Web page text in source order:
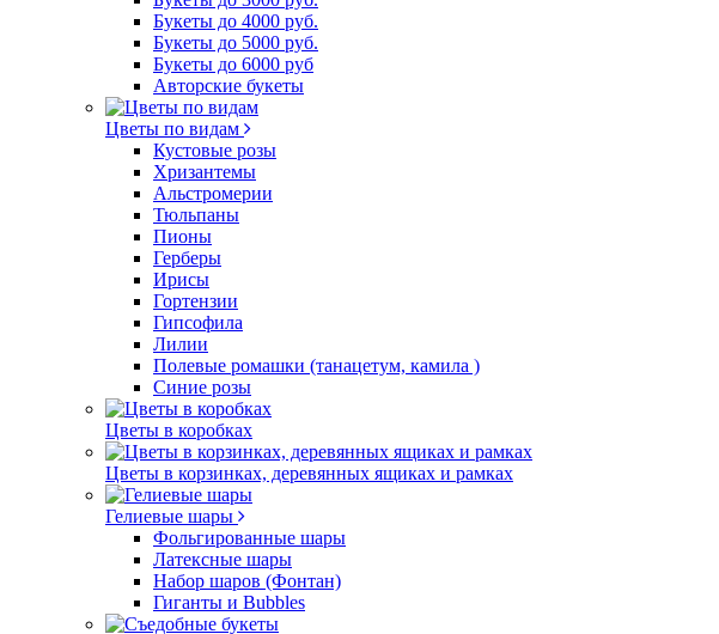
Букеты до 4000 руб.
Букеты до 5000 руб.
Букеты до 6000 руб
Авторские букеты
Цветы по видам
Кустовые розы
Хризантемы
Альстромерии
Тюльпаны
Пионы
Герберы
Ирисы
Гортензии
Гипсофила
Лилии
Полевые ромашки (танацетум, камила )
Синие розы
Цветы в коробках
Цветы в корзинках, деревянных ящиках и рамках
Гелиевые шары
Фольгированные шары
Латексные шары
Набор шаров (Фонтан)
Гиганты и Bubbles